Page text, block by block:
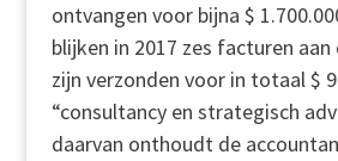
ontvangen voor bijna $
blijken in 2017 zes facturen
zijn verzonden voor in totaal $
“consultancy en strategisch
daarvan onthoudt de